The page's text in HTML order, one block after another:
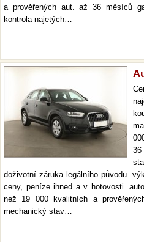
a prověřených aut. až 36 měsíců
kontrola najetých…
doživotní záruka legálního původu.
ceny, peníze ihned a v hotovosti.
než 19 000 kvalitních a
mechanický stav…